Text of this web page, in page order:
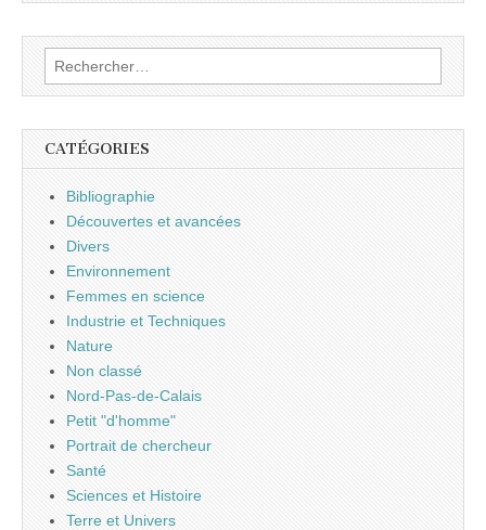
Rechercher :
CATÉGORIES
Bibliographie
Découvertes et avancées
Divers
Environnement
Femmes en science
Industrie et Techniques
Nature
Non classé
Nord-Pas-de-Calais
Petit "d'homme"
Portrait de chercheur
Santé
Sciences et Histoire
Terre et Univers